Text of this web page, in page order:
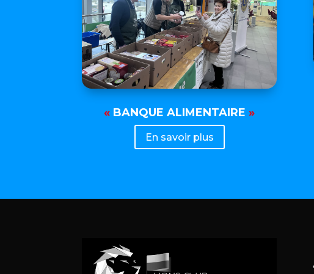
« BANQUE ALIMENTAIRE»
En savoir plus